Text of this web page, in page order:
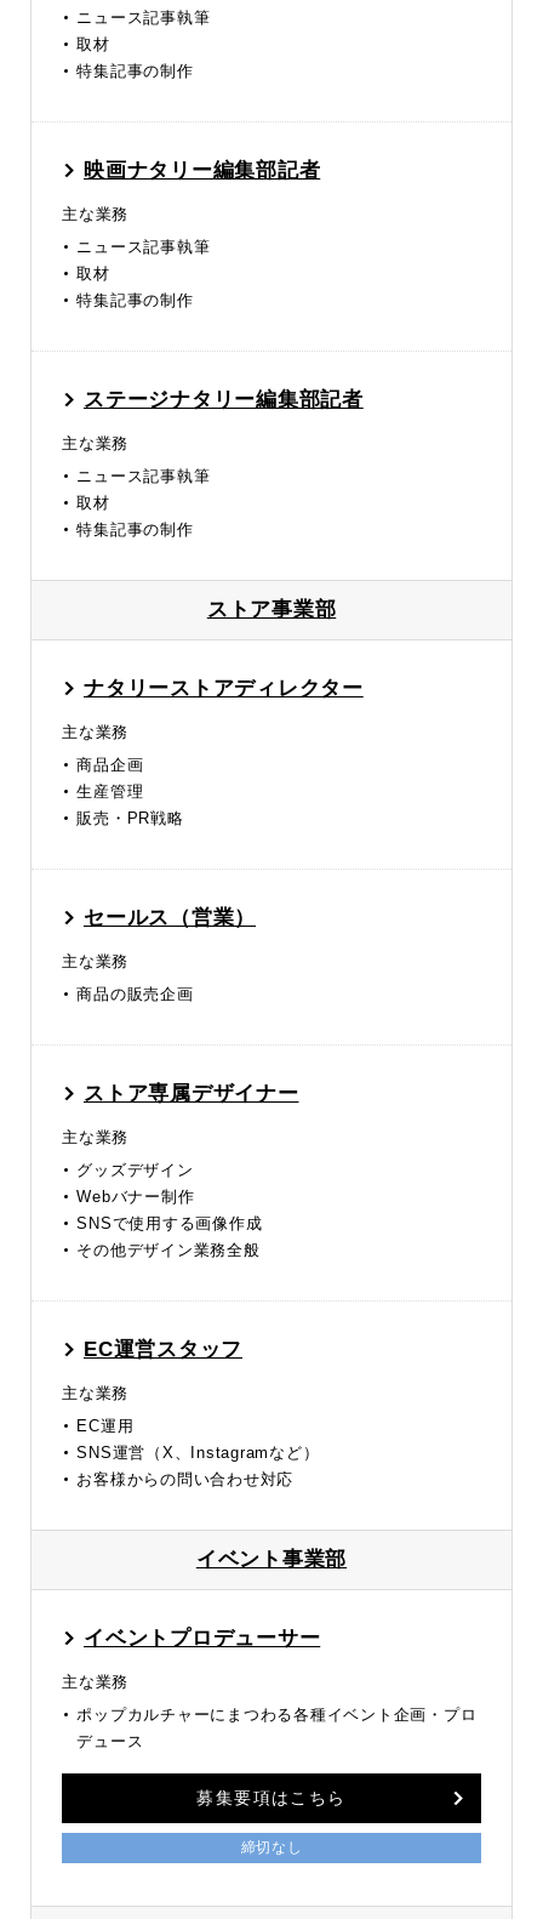
ニュース記事執筆
取材
特集記事の制作
映画ナタリー編集部記者
主な業務
ニュース記事執筆
取材
特集記事の制作
ステージナタリー編集部記者
主な業務
ニュース記事執筆
取材
特集記事の制作
ストア事業部
ナタリーストアディレクター
主な業務
商品企画
生産管理
販売・PR戦略
セールス（営業）
主な業務
商品の販売企画
ストア専属デザイナー
主な業務
グッズデザイン
Webバナー制作
SNSで使用する画像作成
その他デザイン業務全般
EC運営スタッフ
主な業務
EC運用
SNS運営（X、Instagramなど）
お客様からの問い合わせ対応
イベント事業部
イベントプロデューサー
主な業務
ポップカルチャーにまつわる各種イベント企画・プロ
デュース
募集要項はこちら
締切なし